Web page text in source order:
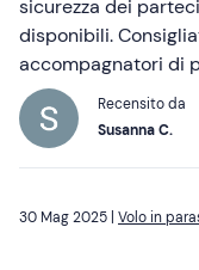
sicurezza dei
disponibili.
accompagnatori di
Recensito da
Susanna C.
30 Mag 2025 | Volo in